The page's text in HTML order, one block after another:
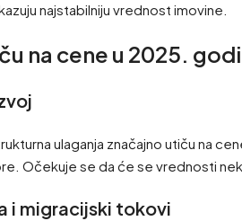
najstabilniju vrednost imovine.
na cene u 2025.
ulaganja značajno utiču na
Očekuje se da će se vrednosti
i migracijski tokovi